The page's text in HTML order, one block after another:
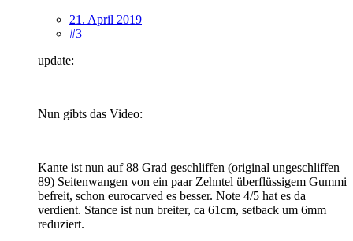
21. April 2019
#3
update:
Nun gibts das Video:
Kante ist nun auf 88 Grad geschliffen (original ungeschliffen
89) Seitenwangen von ein paar Zehntel überflüssigem Gummi
befreit, schon eurocarved es besser. Note 4/5 hat es da
verdient. Stance ist nun breiter, ca 61cm, setback um 6mm
reduziert.